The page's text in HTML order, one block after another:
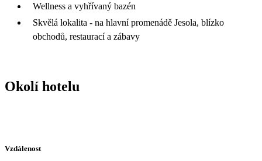
Wellness a vyhřívaný bazén
Skvělá lokalita - na hlavní promenádě Jesola, blízko
obchodů, restaurací a zábavy
Okolí hotelu
Vzdálenost